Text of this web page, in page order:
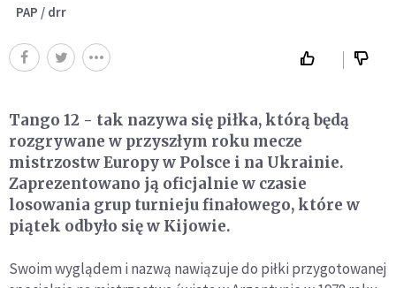
PAP / drr
Tango 12 - tak nazywa się piłka, którą będą
rozgrywane w przyszłym roku mecze
mistrzostw Europy w Polsce i na Ukrainie.
Zaprezentowano ją oficjalnie w czasie
losowania grup turnieju finałowego, które w
piątek odbyło się w Kijowie.
Swoim wyglądem i nazwą nawiązuje do piłki przygotowanej